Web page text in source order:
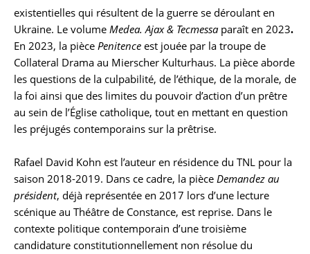
existentielles qui résultent de la guerre se déroulant en
Ukraine. Le volume Medea. Ajax & Tecmessaparaît en 2023.
En 2023, la pièce Penitence est jouée par la troupe de
Collateral Drama au Mierscher Kulturhaus. La pièce aborde
les questions de la culpabilité, de l’éthique, de la morale, de
la foi ainsi que des limites du pouvoir d’action d’un prêtre
au sein de l’Église catholique, tout en mettant en question
les préjugés contemporains sur la prêtrise.
Rafael David Kohn est l’auteur en résidence du TNL pour la
saison 2018-2019. Dans ce cadre, la pièce Demandez au
président, déjà représentée en 2017 lors d’une lecture
scénique au Théâtre de Constance, est reprise. Dans le
contexte politique contemporain d’une troisième
candidature constitutionnellement non résolue du